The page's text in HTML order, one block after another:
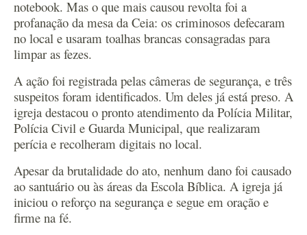
notebook. Mas o que mais causou revolta foi a
profanação da mesa da Ceia: os criminosos defecaram
no local e usaram toalhas brancas consagradas para
limpar as fezes.
A ação foi registrada pelas câmeras de segurança, e três
suspeitos foram identificados. Um deles já está preso. A
igreja destacou o pronto atendimento da Polícia Militar,
Polícia Civil e Guarda Municipal, que realizaram
perícia e recolheram digitais no local.
Apesar da brutalidade do ato, nenhum dano foi causado
ao santuário ou às áreas da Escola Bíblica. A igreja já
iniciou o reforço na segurança e segue em oração e
firme na fé.